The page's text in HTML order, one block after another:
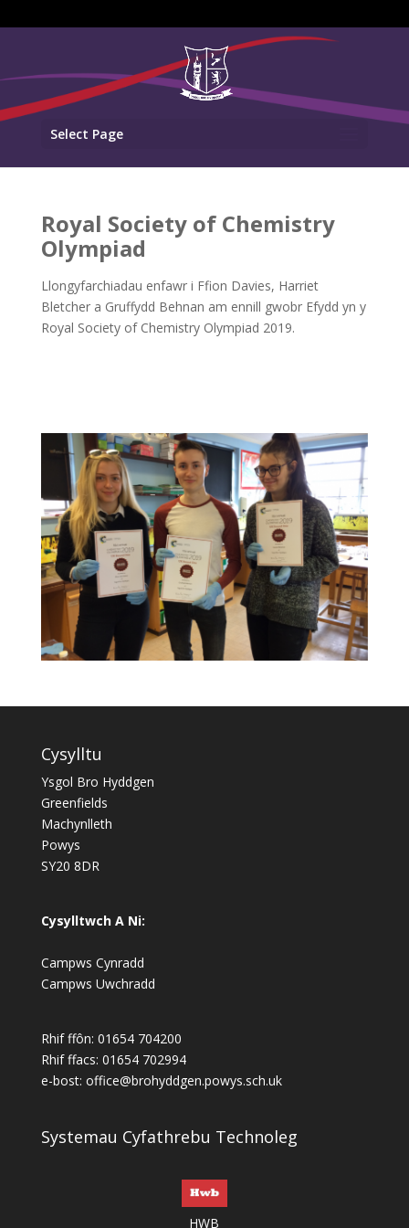
Select Page
Royal Society of Chemistry
Olympiad
Llongyfarchiadau enfawr i Ffion Davies, Harriet
Bletcher a Gruffydd Behnan am ennill gwobr Efydd yn y
Royal Society of Chemistry Olympiad 2019.
Cysylltu
Ysgol Bro Hyddgen
Greenfields
Machynlleth
Powys
SY20 8DR
Cysylltwch A Ni:
Campws Cynradd
Campws Uwchradd
Rhif ffôn: 01654 704200
Rhif ffacs: 01654 702994
e-bost: office@brohyddgen.powys.sch.uk
Systemau Cyfathrebu Technoleg
HWB